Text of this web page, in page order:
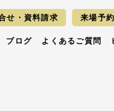
せ・資料請求 来場予約
ブログ よくあるご質問